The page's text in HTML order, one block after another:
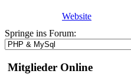
Website
Springe ins Forum:
Mitglieder Online